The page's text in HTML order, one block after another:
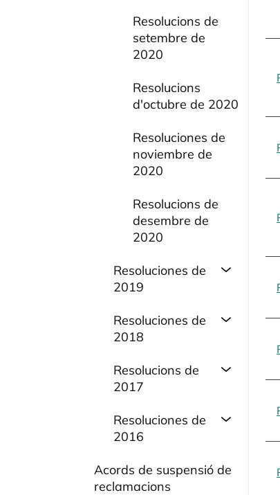
Resolucions de
setembre de
2020
Resolucions
d'octubre de 2020
Resoluciones de
noviembre de
2020
Resolucions de
desembre de
2020
Resoluciones de
2019
Resoluciones de
2018
Resolucions de
2017
Resoluciones de
2016
Acords de suspensió de
reclamacions